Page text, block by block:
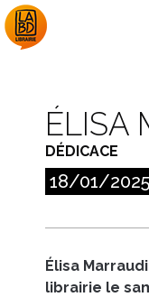
LA
ÉLISA
DÉDICACE
18/01/2025
Élisa
librairie le